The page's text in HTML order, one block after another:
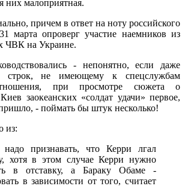
них малоприятная.
причем в ответ на ноту российского
марта опроверг участие наемников из
ЧВК на Украине.
- непонятно, если даже
строк, не имеющему к спецслужбам
при просмотре сюжета о
заокеанских «солдат удачи» первое,
- поймать бы штук несколько!
из:
признавать, что Керри лгал
хотя в этом случае Керри нужно
в отставку, а Бараку Обаме -
в зависимости от того, считает